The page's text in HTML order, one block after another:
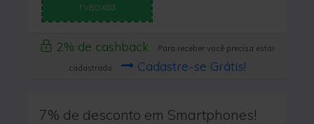
TVBOX88
2% de cashback
Para receber você precisa estar
cadastrado
Cadastre-se Grátis!
7% de desconto em Smartphones!